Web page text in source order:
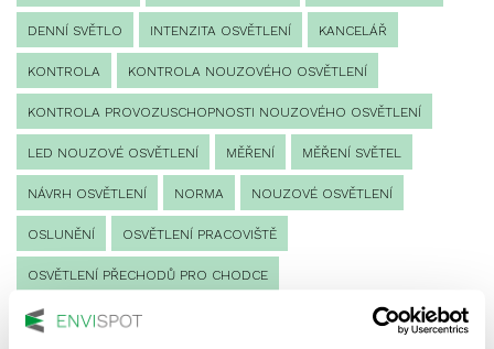
DENNÍ SVĚTLO INTENZITA OSVĚTLENÍ KANCELÁŘ
KONTROLA KONTROLA NOUZOVÉHO OSVĚTLENÍ
KONTROLA PROVOZUSCHOPNOSTI NOUZOVÉHO OSVĚTLENÍ
LED NOUZOVÉ OSVĚTLENÍ MĚŘENÍ MĚŘENÍ SVĚTEL
NÁVRH OSVĚTLENÍ NORMA NOUZOVÉ OSVĚTLENÍ
OSLUNĚNÍ OSVĚTLENÍ PRACOVIŠTĚ
OSVĚTLENÍ PŘECHODŮ PRO CHODCE
OSVĚTLENÍ SPORTOVIŠŤ